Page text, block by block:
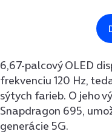
6,67-palcový OLED
frekvenciu 120 Hz,
sýtych farieb. O jeho
Snapdragon 695,
generácie 5G.